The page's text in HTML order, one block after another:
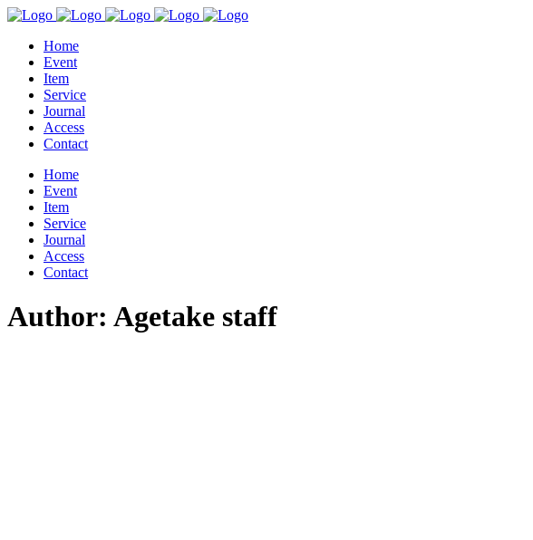
Home
Event
Item
Service
Journal
Access
Contact
Home
Event
Item
Service
Journal
Access
Contact
Author: Agetake staff